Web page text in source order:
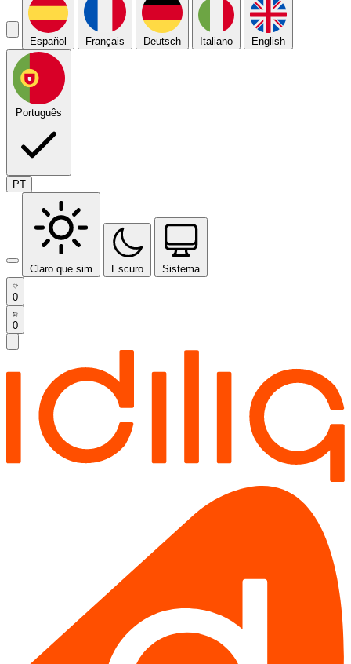
Español Français Deutsch Italiano English
Português
PT
Claro que sim Escuro Sistema
0
0